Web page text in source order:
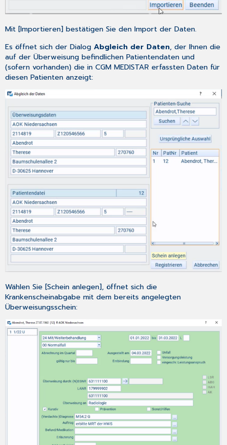
Mit [Importieren] bestätigen Sie den Import der Daten.
Es öffnet sich der DialogAbgleich der Daten, der Ihnen die
auf der Überweisung befindlichen Patientendaten und
(sofern vorhanden) die in CGM MEDISTAR erfassten Daten für
diesen Patienten anzeigt:
Wählen Sie [Schein anlegen], öffnet sich die
Krankenscheinabgabe mit dem bereits angelegten
Überweisungsschein: